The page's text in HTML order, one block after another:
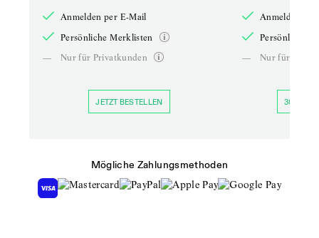
Anmelden per E-Mail
Persönliche Merklisten
—
Nur für Privatkunden
JETZT BESTELLEN
Anmelden
Persönliche
—
Nur für
30 TAGE
Mögliche Zahlungsmethoden